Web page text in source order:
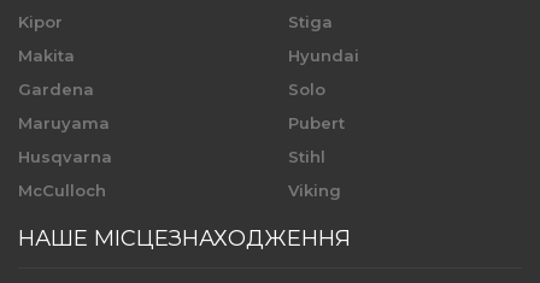
Kipor
Makita
Gardena
Maruyama
Husqvarna
McCulloch
Stiga
Hyundai
Solo
Pubert
Stihl
Viking
НАШЕ МІСЦЕЗНАХОДЖЕННЯ